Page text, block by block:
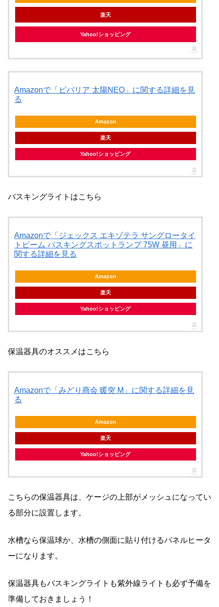
楽天
Yahoo!ショッピング
Amazonで「ビバリア 太陽NEO」に関する詳細を見
る
Amazon
楽天
Yahoo!ショッピング
バスキングライトはこちら
Amazonで「ジェックス エキゾテラ サングロータイ
トビーム バスキングスポットランプ 75W 昼用」に
関する詳細を見る
Amazon
楽天
Yahoo!ショッピング
保温器具のオススメはこちら
Amazonで「みどり商会 暖突 M」に関する詳細を見
る
Amazon
楽天
Yahoo!ショッピング
こちらの保温器具は、ケージの上部がメッシュになってい
る部分に設置します。
水槽なら保温球か、水槽の側面に貼り付けるパネルヒータ
ーになります。
保温器具もバスキングライトも紫外線ライトも必ず予備を
準備しておきましょう！